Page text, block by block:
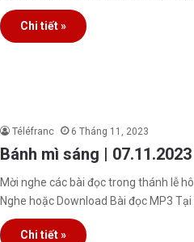
Chi tiết »
Téléfranc 6 Tháng 11, 2023
Bánh mì sáng | 07.11.2023
Mời nghe các bài đọc trong thánh lễ
Nghe hoặc Download Bài đọc MP3 Tại
Chi tiết »